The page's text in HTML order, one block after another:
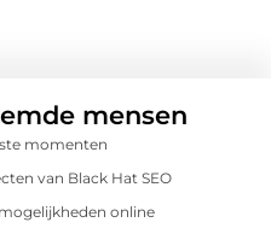
mensen
momenten
van Black Hat SEO
online